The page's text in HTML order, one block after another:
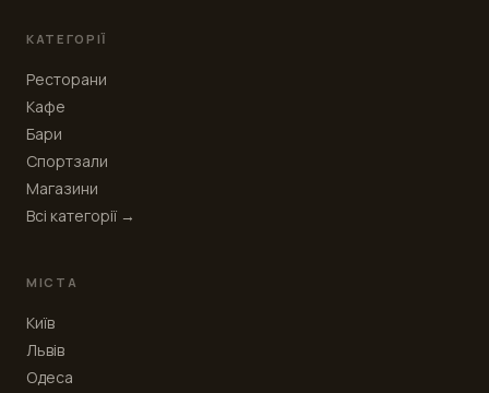
КАТЕГОРІЇ
Ресторани
Кафе
Бари
Спортзали
Магазини
Всі категорії →
МІСТА
Київ
Львів
Одеса